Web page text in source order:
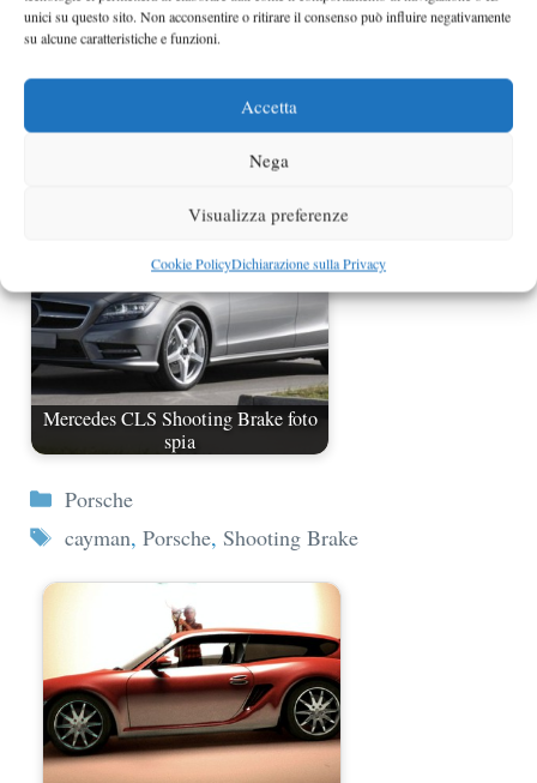
unici su questo sito. Non acconsentire o ritirare il consenso può influire negativamente
su alcune caratteristiche e funzioni.
Accetta
Nega
Visualizza preferenze
Cookie PolicyDichiarazione sulla Privacy
Porsche Targa diventerà versione
speciale della 911 Carrera?
Mercedes CLS Shooting Brake foto
spia
Categorie
Porsche
Tag
cayman, Porsche, Shooting Brake